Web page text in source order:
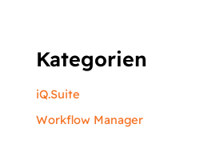
Kategorien
iQ.Suite
Workflow Manager